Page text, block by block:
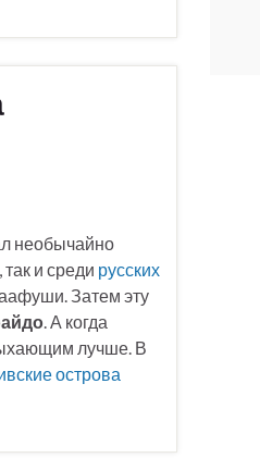
необычайно
и среди русских
Затем эту
. А когда
лучше. В
острова